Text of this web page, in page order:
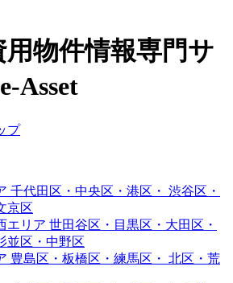
用物件情報専門サ
Asset
千代田区・中央区・港区・ 渋谷区・
京区
エリア 世田谷区・目黒区・大田区・
並区・中野区
豊島区・板橋区・練馬区・ 北区・荒